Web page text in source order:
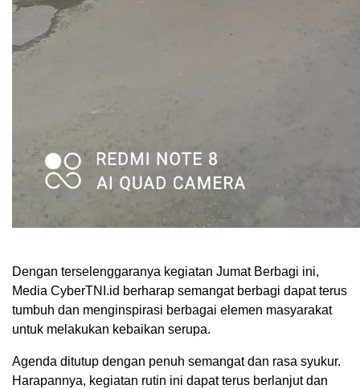
Dengan terselenggaranya kegiatan Jumat Berbagi ini,
Media CyberTNI.id berharap semangat berbagi dapat terus
tumbuh dan menginspirasi berbagai elemen masyarakat
untuk melakukan kebaikan serupa.
Agenda ditutup dengan penuh semangat dan rasa syukur.
Harapannya, kegiatan rutin ini dapat terus berlanjut dan